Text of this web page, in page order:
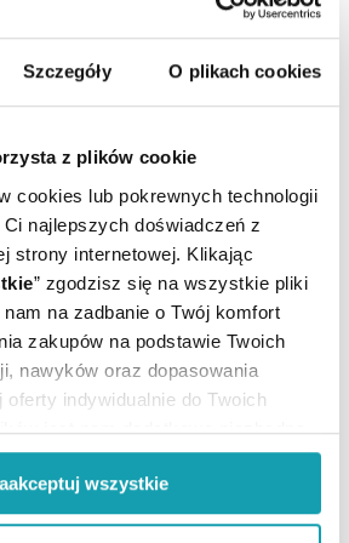
Szczegóły O plikach cookies
z plików cookie
cookies lub pokrewnych technologii
najlepszych doświadczeń z
strony internetowej. Klikając
” zgodzisz się na wszystkie pliki
na zadbanie o Twój komfort
zakupów na podstawie Twoich
nawyków oraz dopasowania
indywidualnie do Twoich
jest nam dodatkowo niezbędna
Portalu oraz jego
od funkcji, dane o tym jak
witryny będą również przekazywane
wszystkie
stosuj go zgodnie z
do opakowania. Nie przekraczaj
z lekarzem lub farmaceutą.
HERBAPOL
Wrocław
Lek bez recepty
Tabletki
Temperatura
pokojowa